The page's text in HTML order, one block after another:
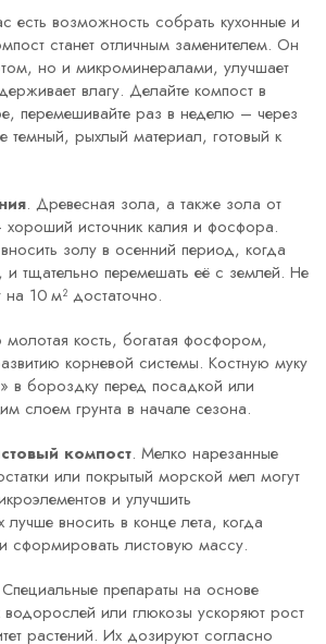
есть возможность собрать кухонные и
станет отличным заменителем. Он
но и микроминералами, улучшает
влагу. Делайте компост в
перемешивайте раз в неделю – через
темный, рыхлый материал, готовый к
. Древесная зола, а также зола от
источник калия и фосфора.
золу в осенний период, когда
и тщательно перемешать её с землей. Не
на 10 м² достаточно.
молотая кость, богатая фосфором,
корневой системы. Костную муку
в бороздку перед посадкой или
слоем грунта в начале сезона.
компост. Мелко нарезанные
или покрытый морской мел могут
и улучшить
вносить в конце лета, когда
сформировать листовую массу.
препараты на основе
или глюкозы ускоряют рост
растений. Их дозируют согласно